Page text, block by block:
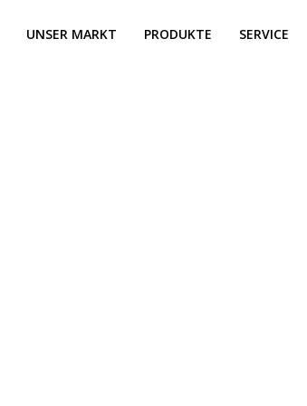
UNSER MARKT PRODUKTE SERVICE